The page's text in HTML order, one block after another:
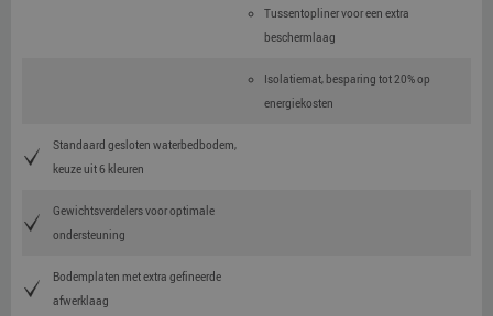
Tussentopliner voor een extra
beschermlaag
Isolatiemat, besparing tot 20% op
energiekosten
Standaard gesloten waterbedbodem,
keuze uit 6 kleuren
Gewichtsverdelers voor optimale
ondersteuning
Bodemplaten met extra gefineerde
afwerklaag